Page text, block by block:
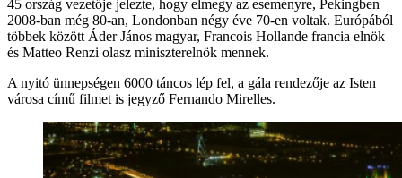
45 ország vezetője jelezte, hogy elmegy az eseményre, Pekingben
2008-ban még 80-an, Londonban négy éve 70-en voltak. Európából
többek között Áder János magyar, Francois Hollande francia elnök
és Matteo Renzi olasz miniszterelnök mennek.
A nyitó ünnepségen 6000 táncos lép fel, a gála rendezője az Isten
városa című filmet is jegyző Fernando Mirelles.